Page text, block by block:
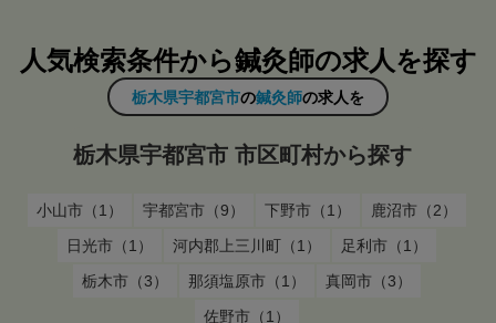
人気検索条件から鍼灸師の求人を探す
栃木県宇都宮市の鍼灸師の求人を
栃木県宇都宮市 市区町村から探す
小山市（1） 宇都宮市（9） 下野市（1）
鹿沼市（2）
日光市（1）
河内郡上三川町（1）
足利市（1）
栃木市（3）
那須塩原市（1）
真岡市（3）
佐野市（1）